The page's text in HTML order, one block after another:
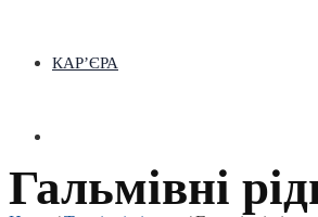
КАР’ЄРА
Гальмівні